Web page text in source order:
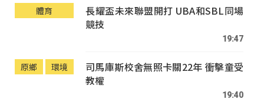
體育
長耀盃未來聯盟開打 UBA和SBL同場
競技
19:47
原鄉 環境
司馬庫斯校舍無照卡關22年 衝擊童受
教權
19:40